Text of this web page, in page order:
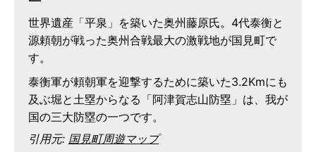
世界遺産「平泉」を築いた奥州藤原氏。4代泰衡と
源頼朝が戦った奥州合戦最大の激戦地が国見町で
す。
泰衡軍が頼朝軍を迎撃するために築いた3.2Kmにも
及ぶ堀と土塁からなる「阿津賀志山防塁」は、我が
国の三大防塁の一つです。
引用元: 国見町周遊マップ